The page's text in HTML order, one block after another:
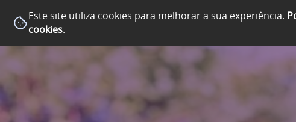
Este site utiliza cookies para melhorar a sua experiência.
cookies.